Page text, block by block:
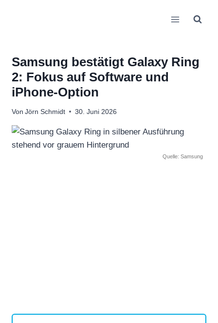
Samsung bestätigt Galaxy Ring
2: Fokus auf Software und
iPhone-Option
Von Jörn Schmidt 30. Juni 2026
Quelle: Samsung